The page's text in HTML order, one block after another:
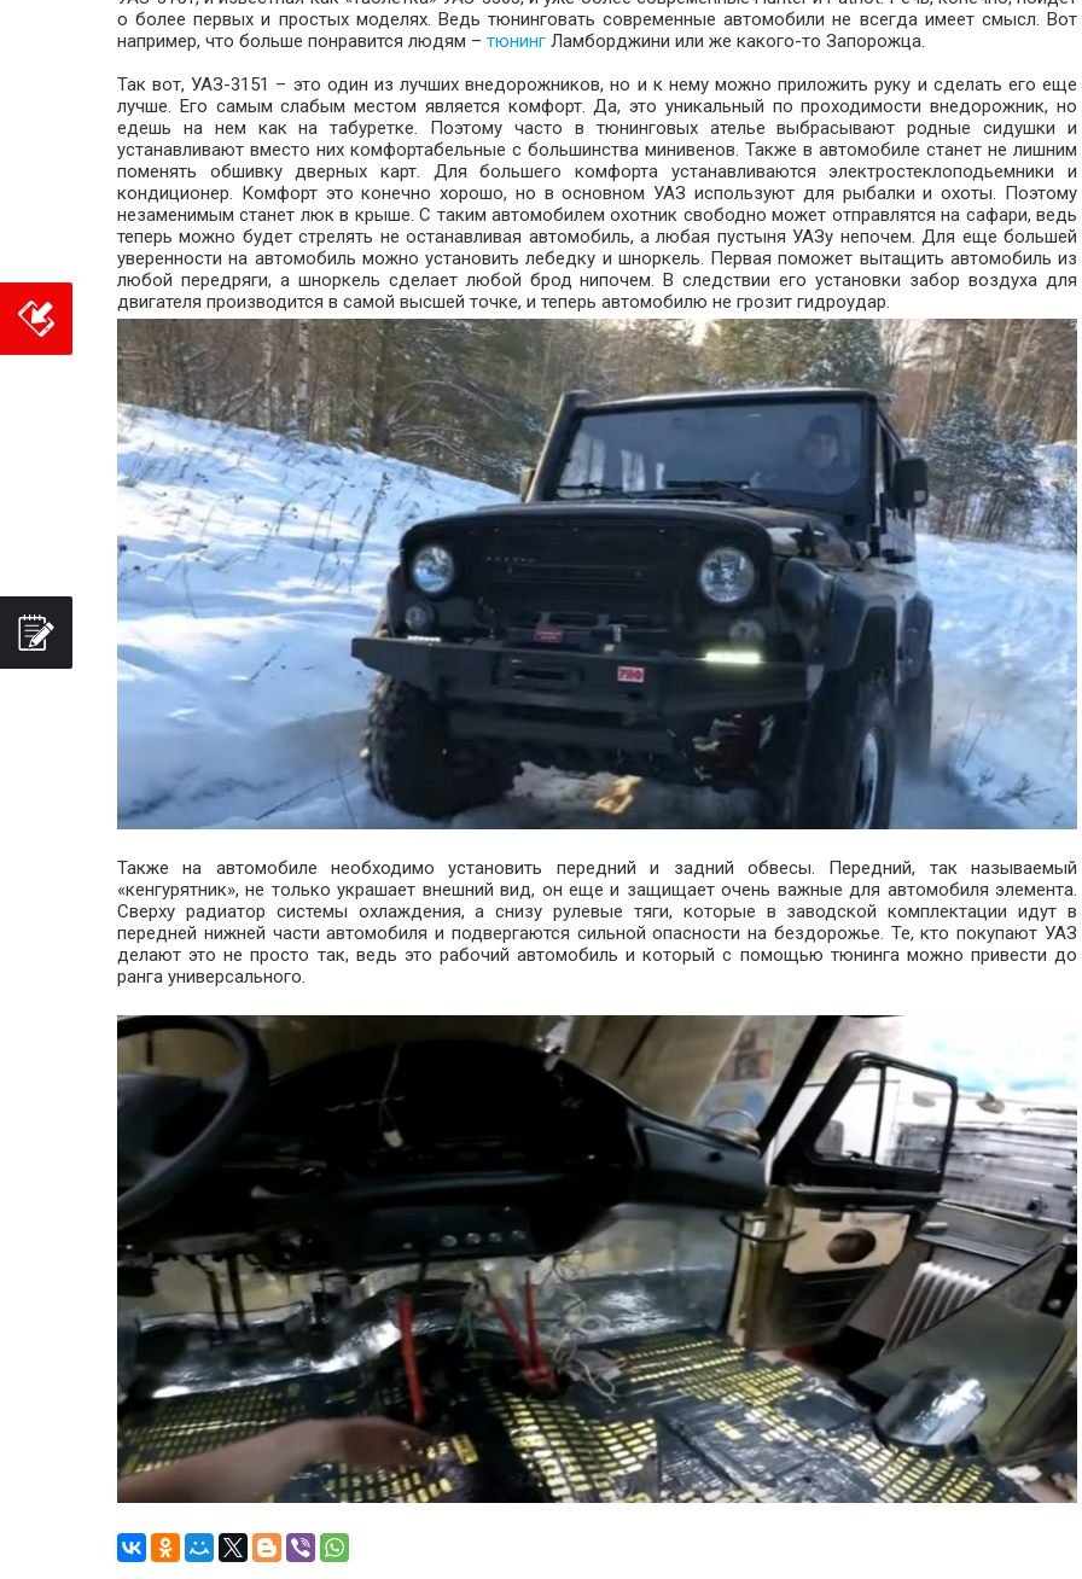
о более первых и простых моделях. Ведь тюнинговать современные автомобили не всегда имеет смысл. Вот
например, что больше понравится людям – тюнинг Ламборджини или же какого-то Запорожца.
Так вот, УАЗ-3151 – это один из лучших внедорожников, но и к нему можно приложить руку и сделать его еще
лучше. Его самым слабым местом является комфорт. Да, это уникальный по проходимости внедорожник, но
едешь на нем как на табуретке. Поэтому часто в тюнинговых ателье выбрасывают родные сидушки и
устанавливают вместо них комфортабельные с большинства минивенов. Также в автомобиле станет не лишним
поменять обшивку дверных карт. Для большего комфорта устанавливаются электростеклоподьемники и
кондиционер. Комфорт это конечно хорошо, но в основном УАЗ используют для рыбалки и охоты. Поэтому
незаменимым станет люк в крыше. С таким автомобилем охотник свободно может отправлятся на сафари, ведь
теперь можно будет стрелять не останавливая автомобиль, а любая пустыня УАЗу непочем. Для еще большей
уверенности на автомобиль можно установить лебедку и шноркель. Первая поможет вытащить автомобиль из
любой передряги, а шноркель сделает любой брод нипочем. В следствии его установки забор воздуха для
двигателя производится в самой высшей точке, и теперь автомобилю не грозит гидроудар.
Также на автомобиле необходимо установить передний и задний обвесы. Передний, так называемый
«кенгурятник», не только украшает внешний вид, он еще и защищает очень важные для автомобиля элемента.
Сверху радиатор системы охлаждения, а снизу рулевые тяги, которые в заводской комплектации идут в
передней нижней части автомобиля и подвергаются сильной опасности на бездорожье. Те, кто покупают УАЗ
делают это не просто так, ведь это рабочий автомобиль и который с помощью тюнинга можно привести до
ранга универсального.